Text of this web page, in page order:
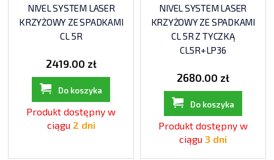
NIVEL SYSTEM LASER
KRZYŻOWY ZE SPADKAMI
CL 5R
2419.00 zł
Do koszyka
Produkt dostępny w
ciągu 2 dni
NIVEL SYSTEM LASER
KRZYŻOWY ZE SPADKAMI
CL 5R Z TYCZKĄ
CL5R+LP36
2680.00 zł
Do koszyka
Produkt dostępny w
ciągu 3 dni